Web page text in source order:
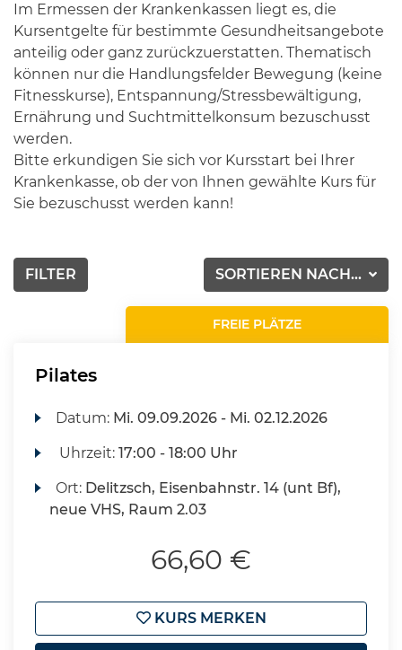
Im Ermessen der Krankenkassen liegt es, die
Kursentgelte für bestimmte Gesundheitsangebote
anteilig oder ganz zurückzuerstatten. Thematisch
können nur die Handlungsfelder Bewegung (keine
Fitnesskurse), Entspannung/Stressbewältigung,
Ernährung und Suchtmittelkonsum bezuschusst
werden.
Bitte erkundigen Sie sich vor Kursstart bei Ihrer
Krankenkasse, ob der von Ihnen gewählte Kurs für
Sie bezuschusst werden kann!
SORTIEREN NACH...
FILTER
FREIE PLÄTZE
Pilates
Datum: Mi. 09.09.2026 - Mi. 02.12.2026
Uhrzeit:17:00 - 18:00 Uhr
Ort: Delitzsch, Eisenbahnstr. 14 (unt Bf),
neue VHS, Raum 2.03
66,60 €
KURS MERKEN